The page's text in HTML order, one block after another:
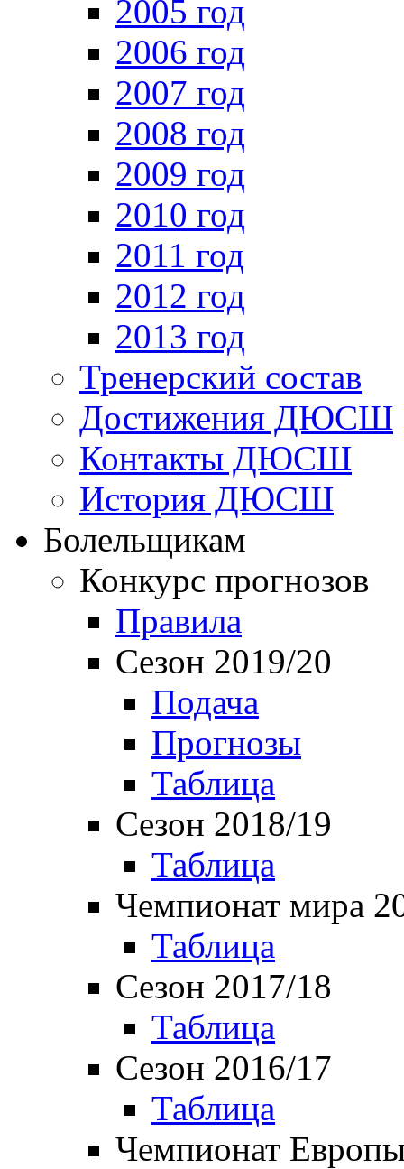
2005 год
2006 год
2007 год
2008 год
2009 год
2010 год
2011 год
2012 год
2013 год
Тренерский состав
Достижения ДЮСШ
Контакты ДЮСШ
История ДЮСШ
Болельщикам
Конкурс прогнозов
Правила
Сезон 2019/20
Подача
Прогнозы
Таблица
Сезон 2018/19
Таблица
Чемпионат мира
Таблица
Сезон 2017/18
Таблица
Сезон 2016/17
Таблица
Чемпионат